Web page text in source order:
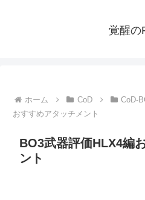
覚醒の
ホーム CoD CoD-
おすすめアタッチメント
BO3武器評価HLX4編
ント